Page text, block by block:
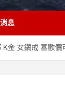
息
金 女鑽戒 喜歡價